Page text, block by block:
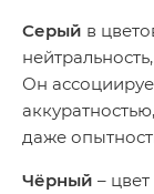
Серый в
Он
даже
Чёрный –